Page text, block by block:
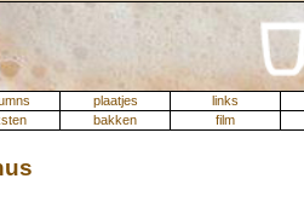
plaatjes links
bakken film